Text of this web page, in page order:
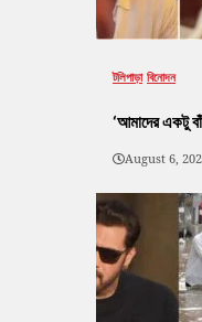
টলিপাড়া বিনোদন
‘আমাদের একটু
August 6,